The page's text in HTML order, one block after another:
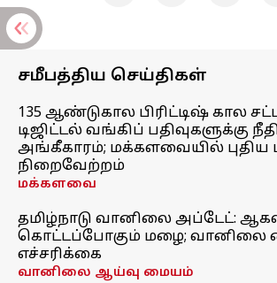
சமீபத்திய செய்திகள்
135 ஆண்டுகால பிரிட்டிஷ் கால
டிஜிட்டல் வங்கிப் பதிவுகளுக்கு
அங்கீகாரம்; மக்களவையில் புதிய
நிறைவேற்றம்
மக்களவை
தமிழ்நாடு வானிலை அப்டேட்:
கொட்டப்போகும் மழை; வானிலை
எச்சரிக்கை
வானிலை ஆய்வு மையம்